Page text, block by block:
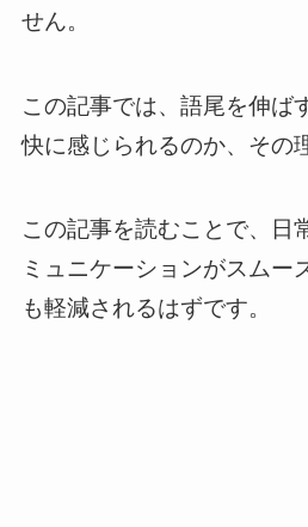
せん。
この記事では、語尾を伸ば
快に感じられるのか、その
この記事を読むことで、日
ミュニケーションがスムー
も軽減されるはずです。